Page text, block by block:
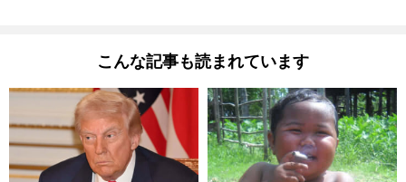
こんな記事も読まれています